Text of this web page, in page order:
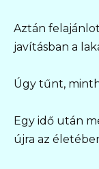
Aztán
javításban a
Úgy tűnt,
Egy idő után
újra az